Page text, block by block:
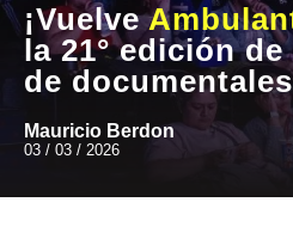
¡Vuelve
la 21° edición de
de documentales
Mauricio Berdon
03 / 03 / 2026